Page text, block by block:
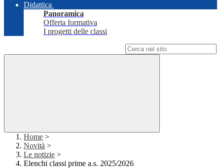
Didattica
Panoramica
Offerta formativa
I progetti delle classi
Home >
Novità >
Le notizie >
Elenchi classi prime a.s. 2025/2026